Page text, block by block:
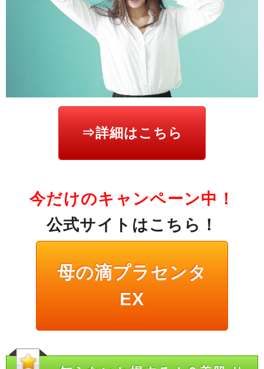
⇒詳細はこちら
今だけのキャンペーン中！
公式サイトはこちら！
母の滴プラセンタ
EX